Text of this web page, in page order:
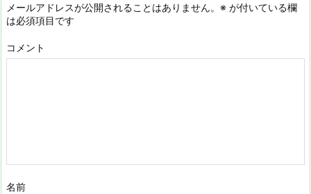
メールアドレスが公開されることはありません。 ※ が付いている欄
は必須項目です
コメント
名前